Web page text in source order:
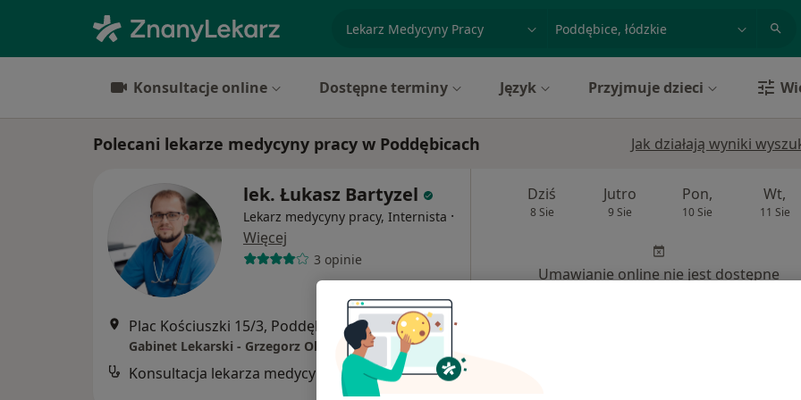
miasto lub dzielnica
Konsultacje online Dostępne terminy Język Przyjmuje dzieci
Polecani lekarze medycyny pracy w Poddębicach Jak działają wyniki
lek. Łukasz Bartyzel
Lekarz medycyny pracy, Internista ·
Więcej
3 opinie
Plac Kościuszki 15/3, Poddębice •Mapa
Gabinet Lekarski - Grzegorz Olczyk
Konsultacja lekarza medycyny pracy Brak ceny
Dziś
8 Sie
Jutro
9 Sie
Pon,
10 Sie
Wt,
11 Sie
Umawianie online nie jest dostępne